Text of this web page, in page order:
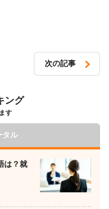
次の記事
ング
す
タル
は？就